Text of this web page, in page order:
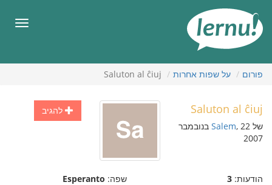
העניינים
פורום על שפות אחרות Saluton al ĉiuj
להגיב Saluton al ĉiuj
של Salem , 22 בנובמבר
2007
הודעות: 3 שפה: Esperanto